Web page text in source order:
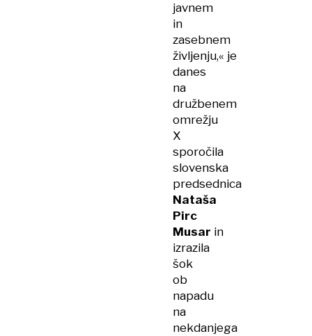
javnem
in
zasebnem
življenju,« je
danes
na
družbenem
omrežju
X
sporočila
slovenska
predsednica
Nataša
Pirc
Musar in
izrazila
šok
ob
napadu
na
nekdanjega